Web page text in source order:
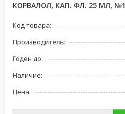
КОРВАЛОЛ, КАП. ФЛ. 25 МЛ, №1
Код товара:
Производитель:
Годен до:
Наличие:
Цена: